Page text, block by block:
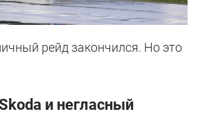
рейд закончился. Но это
и негласный